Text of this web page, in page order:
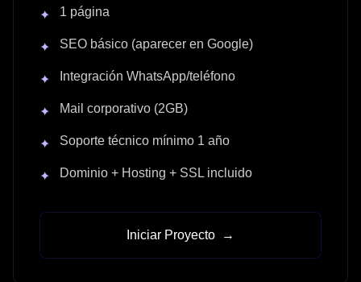
✦ 1 página
✦ SEO básico (aparecer en Google)
✦ Integración WhatsApp/teléfono
✦ Mail corporativo (2GB)
✦ Soporte técnico mínimo 1 año
✦ Dominio + Hosting + SSL incluido
Iniciar Proyecto →